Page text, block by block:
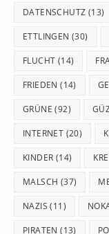
DATENSCHUTZ (13)
ETTLINGEN (30)
FLUCHT (14)
FRIEDEN (14)
GRÜNE (92)
INTERNET (20)
KINDER (14)
MALSCH (37)
NAZIS (11)
PIRATEN (13)